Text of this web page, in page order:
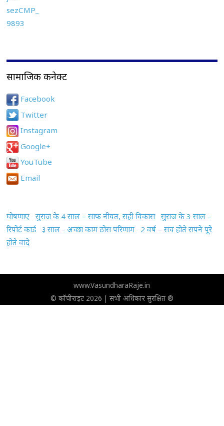
सामाजिक कनेक्ट
Facebook
Twitter
Instagram
Google+
YouTube
Email
घोषणाए सुराज के 4 साल – साफ नीयत, सही विकास सुराज के 3 साल –
रिपोर्ट कार्ड
३ साल - अच्छा काम ठोस परिणाम
2 वर्ष – सच होते सपने पूरे
होते वादे
www.VasundharaRaje.in
© कॉपीराइट 2026 | सभी अधिकार सुरक्षित ®